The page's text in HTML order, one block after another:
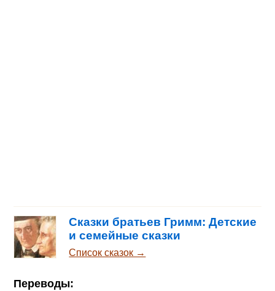
Сказки братьев Гримм: Детские
и семейные сказки
Список сказок →
Переводы: